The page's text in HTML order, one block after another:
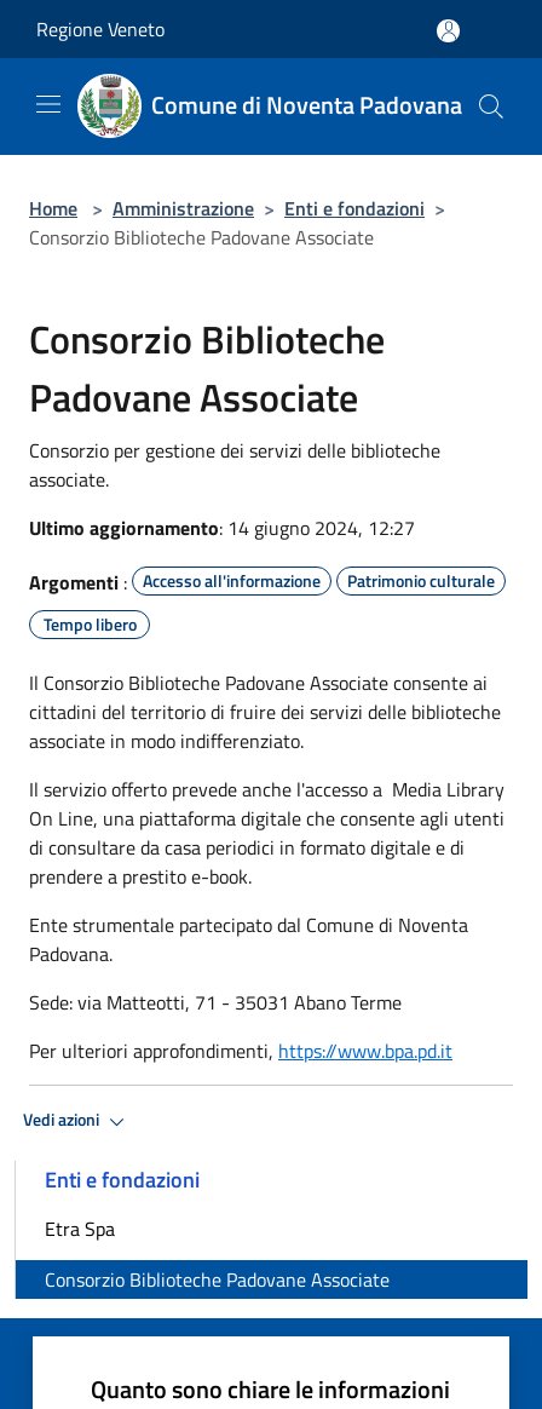
Regione Veneto
Comune di Noventa Padovana
Home > Amministrazione > Enti e fondazioni >
Consorzio Biblioteche Padovane Associate
Consorzio Biblioteche
Padovane Associate
Consorzio per gestione dei servizi delle biblioteche
associate.
Ultimo aggiornamento: 14 giugno 2024, 12:27
Argomenti : Accesso all'informazione
Patrimonio culturale
Tempo libero
Il Consorzio Biblioteche Padovane Associate consente ai
cittadini del territorio di fruire dei servizi delle biblioteche
associate in modo indifferenziato.
Il servizio offerto prevede anche l'accesso a Media Library
On Line, una piattaforma digitale che consente agli utenti
di consultare da casa periodici in formato digitale e di
prendere a prestito e-book.
Ente strumentale partecipato dal Comune di Noventa
Padovana.
Sede: via Matteotti, 71 - 35031 Abano Terme
Per ulteriori approfondimenti, https://www.bpa.pd.it
Vedi azioni
Enti e fondazioni
Etra Spa
Consorzio Biblioteche Padovane Associate
Quanto sono chiare le informazioni